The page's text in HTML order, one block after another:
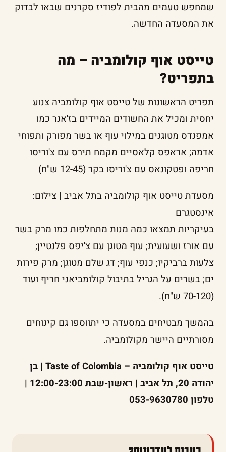
שמחפש טעמים מהבית לפודיז סקרנים שבאו לבדוק
את המסעדה החדשה.
טייסט אוף קולומביה – מה
בתפריט?
תפריט הראשונות של טייסט אוף קולומביה צנוע
יחסית ומכיל את החשודים המיידים בז'אנר כמו
אמפנדס מטוגנים במילוי עוף או בשר מפורק ותפוחי
אדמה; אראפס קלאסיים מקמח תירס עם צ'וריסו
חריפה ופטקונאס עם צ'וריסו בקר (12-45 ש"ח)
מסעדת טייסט אוף קולומביה בתל אביב | צילום:
אינסטגרם
בעיקריות תמצאו כמה מנות מתחלפות כמו מרק בשר
עם אורז ושעועית; עוף מטוגן עם צ'יפס פלנטיין;
צלעות ברביקיו; כנפי עוף; דג שלם מטוגן; מרק פירות
ים; בשרים על הגריל בתיבול קולומביאני חריף ועוד
(70-120 ש"ח).
בהמשך מבטיחים במסעדה כי יתווספו גם קינוחים
מסורתיים היישר מקולומביה.
טייסט אוף קולומביה – Taste of Colombia | בן
יהודה 20, תל אביב | ראשון-שבת 12:00-23:00 |
טלפון 053-9630780